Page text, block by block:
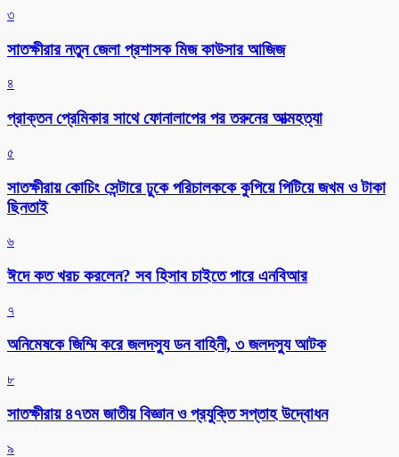
৩
সাতক্ষীরার নতুন জেলা প্রশাসক মিজ কাউসার আজিজ
৪
প্রাক্তন প্রেমিকার সাথে ফোনালাপের পর তরুনের আত্মহত্যা
৫
সাতক্ষীরায় কোচিং সেন্টারে ঢুকে পরিচালককে কুপিয়ে পিটিয়ে জখম ও টাকা
ছিনতাই
৬
ঈদে কত খরচ করলেন? সব হিসাব চাইতে পারে এনবিআর
৭
অনিমেষকে জিম্মি করে জলদস্যু ডন বাহিনী, ৩ জলদস্যু আটক
৮
সাতক্ষীরায় ৪৭তম জাতীয় বিজ্ঞান ও প্রযুক্তি সপ্তাহ উদ্বোধন
৯